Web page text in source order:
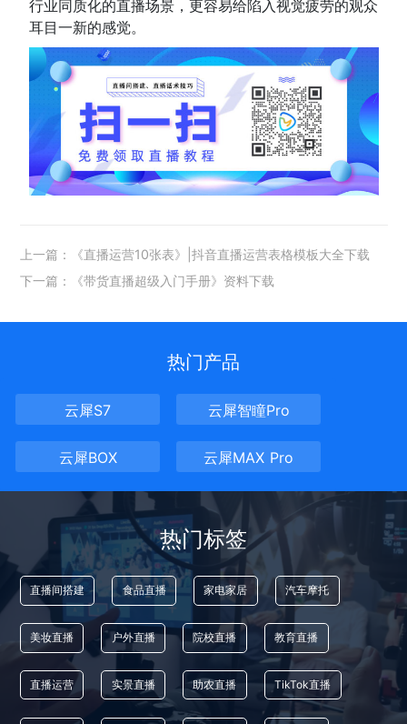
行业同质化的直播场景，更容易给陷入视觉疲劳的观众
耳目一新的感觉。
上一篇：《直播运营10张表》|抖音直播运营表格模板大全下载
下一篇：《带货直播超级入门手册》资料下载
热门产品
云犀S7 云犀智瞳Pro
云犀BOX 云犀MAX Pro
热门标签
直播间搭建 食品直播 家电家居 汽车摩托
美妆直播 户外直播 院校直播 教育直播
直播运营 实景直播 助农直播 TikTok直播